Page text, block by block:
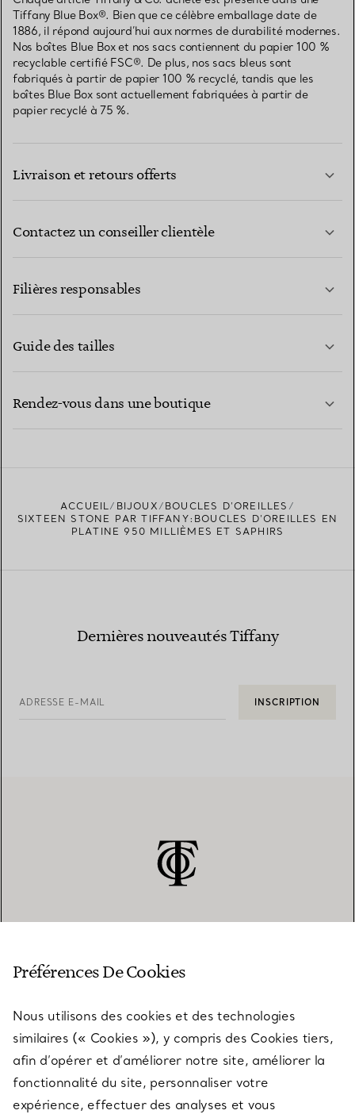
Tiffany Blue Box®. Bien que ce célèbre emballage date de
1886, il répond aujourd’hui aux normes de durabilité modernes.
Nos boîtes Blue Box et nos sacs contiennent du papier 100 %
recyclable certifié FSC®. De plus, nos sacs bleus sont
fabriqués à partir de papier 100 % recyclé, tandis que les
boîtes Blue Box sont actuellement fabriquées à partir de
papier recyclé à 75 %.
Livraison et retours offerts
Contactez un conseiller clientèle
Filières responsables
Guide des tailles
Rendez-vous dans une boutique
TROUVEZ LA BOUTIQUE LA PLUS PROCHE
ACCUEIL BIJOUX
BOUCLES D’OREILLES
SIXTEEN STONE PAR TIFFANY:BOUCLES D’OREILLES EN
PLATINE 950 MILLIÈMES ET SAPHIRS
Dernières nouveautés Tiffany
ADRESSE E-MAIL INSCRIPTION
SERVICES
À PROPOS
Préférences De Cookies
Nous utilisons des cookies et des technologies
similaires (« Cookies »), y compris des Cookies tiers,
afin d’opérer et d’améliorer notre site, améliorer la
fonctionnalité du site, personnaliser votre
expérience, effectuer des analyses et vous